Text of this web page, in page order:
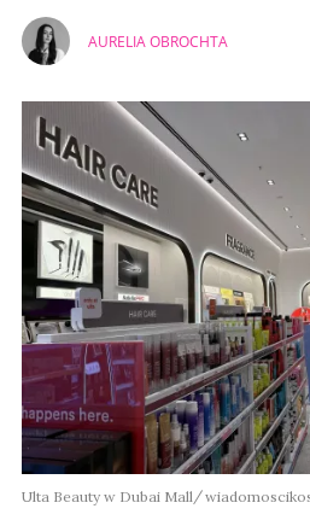
AURELIA OBROCHTA
Ulta Beauty w Dubai Mall